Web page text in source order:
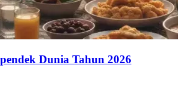
Dunia Tahun 2026